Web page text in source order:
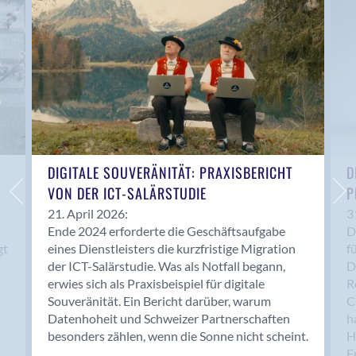
Anwil
Appenzell
Au SG
Baar
Baden
Balsthal
Balzers
Basel
Bassersdorf
Belp
Bendern
Benken (SG)
Bergdietikon
Berlin
Bern
Bern - Liebefeld
DIGITALE SOUVERÄNITÄT: PRAXISBERICHT
VON DER ICT-SALÄRSTUDIE
21. April 2026:
Ende 2024 erforderte die Geschäftsaufgabe
eines Dienstleisters die kurzfristige Migration
der ICT-Salärstudie. Was als Notfall begann,
erwies sich als Praxisbeispiel für digitale
Souveränität. Ein Bericht darüber, warum
Datenhoheit und Schweizer Partnerschaften
besonders zählen, wenn die Sonne nicht scheint.